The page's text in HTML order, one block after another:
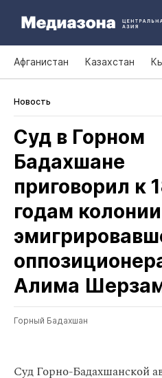
Афганистан Казахстан
Новость
Суд в Горном
Бадахшане
приговорил к
годам
Алима
Горный Бадахшан
Суд Горно-Бадахшанской